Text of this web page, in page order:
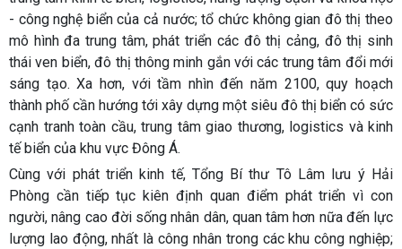
- công nghệ biển của cả nước; tổ chức không gian đô thị theo
mô hình đa trung tâm, phát triển các đô thị cảng, đô thị sinh
thái ven biển, đô thị thông minh gắn với các trung tâm đổi mới
sáng tạo. Xa hơn, với tầm nhìn đến năm 2100, quy hoạch
thành phố cần hướng tới xây dựng một siêu đô thị biển có sức
cạnh tranh toàn cầu, trung tâm giao thương, logistics và kinh
tế biển của khu vực Đông Á.
Cùng với phát triển kinh tế, Tổng Bí thư Tô Lâm lưu ý Hải
Phòng cần tiếp tục kiên định quan điểm phát triển vì con
người, nâng cao đời sống nhân dân, quan tâm hơn nữa đến lực
lượng lao động, nhất là công nhân trong các khu công nghiệp;